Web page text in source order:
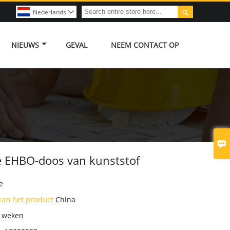


Nederlands 
NIEUWS GEVAL NEEM CONTACT OP
EHBO-doos van kunststof
het productChina